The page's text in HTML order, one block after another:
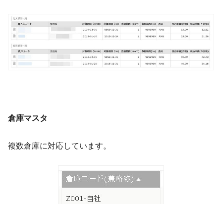
倉庫マスタ
複数倉庫に対応しています。